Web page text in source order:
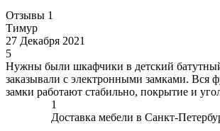
Отзывы 1
Тимур
27 Декабря 2021
5
Нужны были шкафчики в детский
заказывали с электронными замками. Вся
замки работают стабильно, покрытие и
1
Доставка мебели в Санкт-